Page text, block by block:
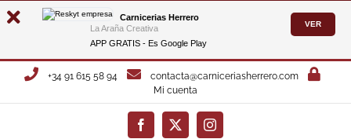
Carnicerias Herrero
La Araña Creativa
APP GRATIS - Es Google Play
VER
Saltar
+34 91 615 58 94
contacta@carniceriasherrero.com
Mi cuenta
Facebook
X Instagram